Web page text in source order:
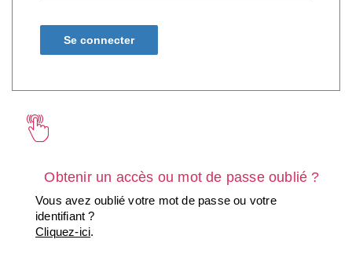
Obtenir un accès ou mot de passe oublié ?
Vous avez oublié votre mot de passe ou votre
identifiant ?
Cliquez-ici.